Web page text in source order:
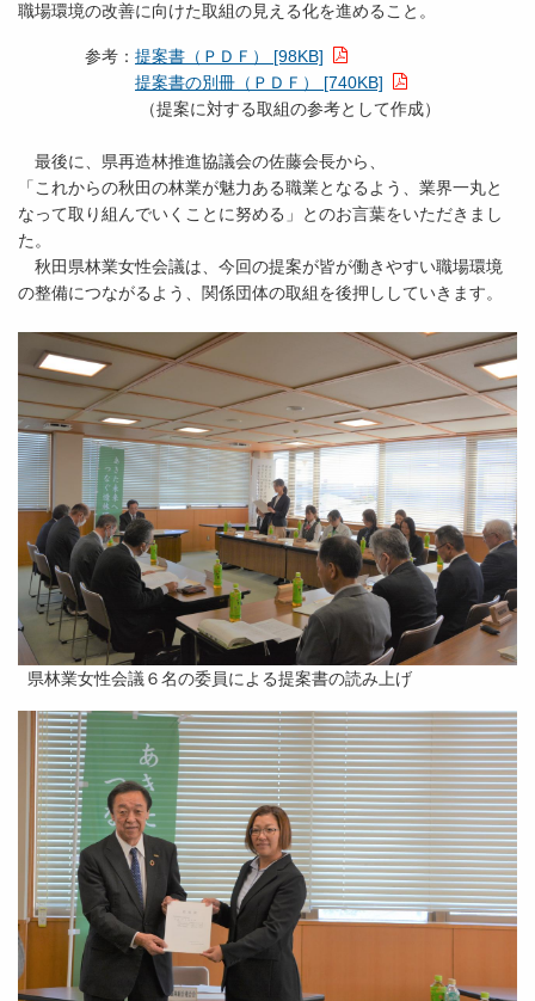
職場環境の改善に向けた取組の見える化を進めること。
参考： 提案書（ＰＤＦ） [98KB]
提案書の別冊（ＰＤＦ） [740KB]
（提案に対する取組の参考として作成）
最後に、県再造林推進協議会の佐藤会長から、
「これからの秋田の林業が魅力ある職業となるよう、業界一丸と
なって取り組んでいくことに努める」とのお言葉をいただきまし
た。
秋田県林業女性会議は、今回の提案が皆が働きやすい職場環境
の整備につながるよう、関係団体の取組を後押ししていきます。
県林業女性会議６名の委員による提案書の読み上げ